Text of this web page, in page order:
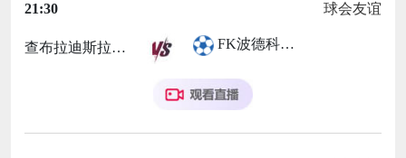
21:30 球会友谊
查布拉迪斯拉华 FK波德科尼斯